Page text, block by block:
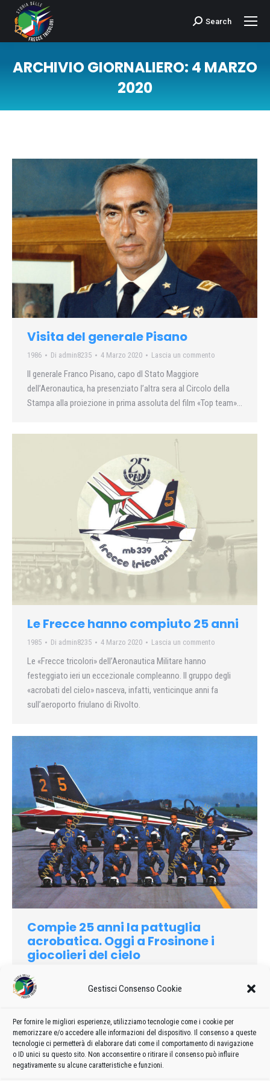
Gestisci Consenso Cookie
Per fornire le migliori esperienze, utilizziamo tecnologie come i cookie per
memorizzare e/o accedere alle informazioni del dispositivo. Il consenso a queste
tecnologie ci permetterà di elaborare dati come il comportamento di navigazione
o ID unici su questo sito. Non acconsentire o ritirare il consenso può influire
negativamente su alcune caratteristiche e funzioni.
Cerca:Search
ARCHIVIO GIORNALIERO: 4 MARZO
2020
Visita del generale Pisano
1986 Di admin8235 4 Marzo 2020 Lascia un commento
II generale Franco Pisano, capo dl Stato Maggiore
dell’Aeronautica, ha presenziato l’altra sera al Circolo della
Stampa alla proiezione in prima assoluta del film «Top team»…
Le Frecce hanno compiuto 25 anni
1985 Di admin8235 4 Marzo 2020 Lascia un commento
Le «Frecce tricolori» dell’Aeronautica Militare hanno
festeggiato ieri un eccezionale compleanno. Il gruppo degli
«acrobati del cielo» nasceva, infatti, venticinque anni fa
sull’aeroporto friulano di Rivolto.
Compie 25 anni la pattuglia
acrobatica. Oggi a Frosinone i
giocolieri del cielo
1985
Gli acrobati del cielo ritornano In azione. Con una esibizione a
elicotteri, oggi la pattuglia acrobatica nazionale
dell’Aeronautica Militare inizia la serie stagionale delle sue
rappresentazioni…